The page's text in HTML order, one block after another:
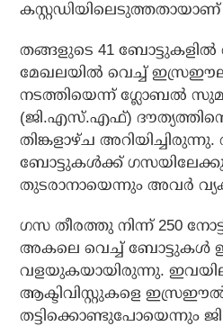
തങ്ങളുടെ 41 ബോട്ടുകളില്‍
മേഖലയില്‍ വെച്ച്
നടത്തിയെന്ന് ഗ്ലോബല്‍ സുമുദ്
(ജി.എസ്.എഫ്)
തിങ്കളാഴ്ച
ബോട്ടുകള്‍ക്ക്
തുടരാനായെന്നും അവര്‍
ഗസ തീരത്തു നിന്ന് 250
അകലെ വെച്ച്
വളയുകയായിരുന്നു.
ആക്ടിവിസ്റ്റുകളെ
തട്ടിക്കൊണ്ടുപോയെന്നും